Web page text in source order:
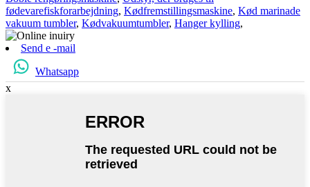
fødevarefiskforarbejdning, Kødfremstillingsmaskine, Kød marinade
vakuum tumbler, Kødvakuumtumbler, Hanger kylling,
Send e -mail
Whatsapp
x